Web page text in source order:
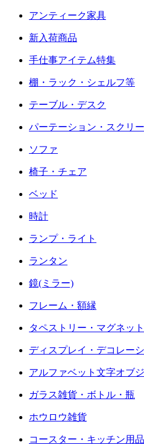
アンティーク家具
新入荷商品
手仕事アイテム特集
棚・ラック・シェルフ等
テーブル・デスク
パーテーション・スクリ
ソファ
椅子・チェア
ベッド
時計
ランプ・ライト
ランタン
鏡(ミラー)
フレーム・額縁
タペストリー・マグネッ
ディスプレイ・デコレー
アルファベット文字オブ
ガラス雑貨・ボトル・瓶
ホウロウ雑貨
コースター・キッチン用品